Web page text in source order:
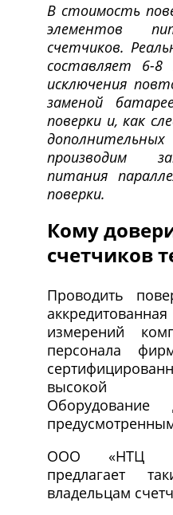
В стоимость
элементов
счетчиков.
составляет 6-
исключения
заменой
поверки и, как
производим
питания
поверки.
Кому
счетчиков
Проводить
измерений
персонала
высокой
Оборудование
ООО «НТЦ
предлагает
владельцам